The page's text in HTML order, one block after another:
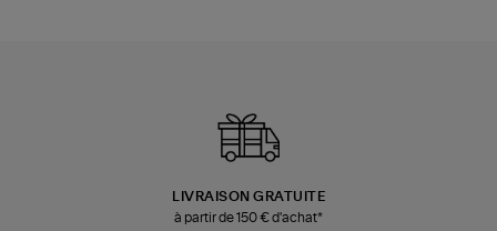
LIVRAISON GRATUITE
à partir de 150 € d'achat*